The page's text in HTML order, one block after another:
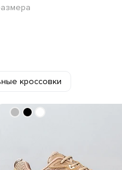
кроссовки